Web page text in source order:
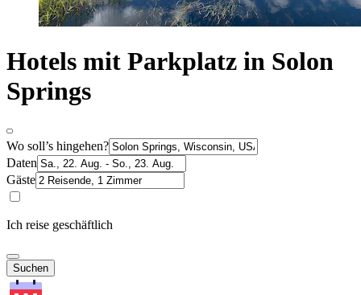
Hotels mit Parkplatz in Solon
Springs
Wo soll’s hingehen?
Daten
Gäste
Ich reise geschäftlich
Suchen